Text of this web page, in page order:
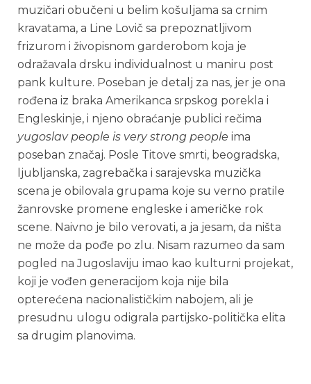
muzičari obučeni u belim košuljama sa crnim
kravatama, a Line Lovič sa prepoznatljivom
frizurom i živopisnom garderobom koja je
odražavala drsku individualnost u maniru post
pank kulture. Poseban je detalj za nas, jer je ona
rođena iz braka Amerikanca srpskog porekla i
Engleskinje, i njeno obraćanje publici rečima
yugoslav people is very strong people ima
poseban značaj. Posle Titove smrti, beogradska,
ljubljanska, zagrebačka i sarajevska muzička
scena je obilovala grupama koje su verno pratile
žanrovske promene engleske i američke rok
scene. Naivno je bilo verovati, a ja jesam, da ništa
ne može da pođe po zlu. Nisam razumeo da sam
pogled na Jugoslaviju imao kao kulturni projekat,
koji je vođen generacijom koja nije bila
opterećena nacionalističkim nabojem, ali je
presudnu ulogu odigrala partijsko-politička elita
sa drugim planovima.